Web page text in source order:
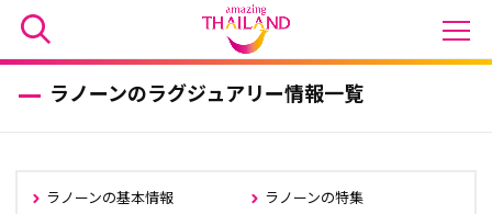
ラノーンのラグジュアリー情報一覧
ラノーンの基本情報 ラノーンの特集